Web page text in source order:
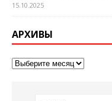
15.10.2025
АРХИВЫ